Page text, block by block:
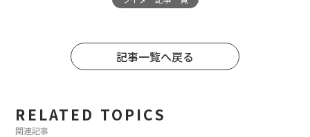
記事一覧へ戻る
RELATED TOPICS
関連記事